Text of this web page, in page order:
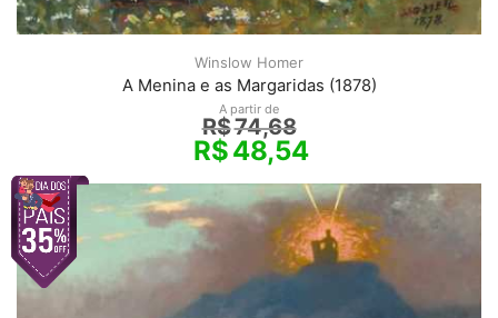
Winslow Homer
A Menina e as Margaridas (1878)
A partir de
R$74,68
R$48,54